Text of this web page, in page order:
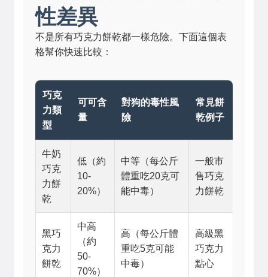
性差異
不是所有巧克力餅乾都一樣危險。下面這個表
格幫你快速比較：
巧克
力類
型
可可含
量
對狗的毒性風
險
常見餅
乾例子
牛奶
巧克
力餅
乾
低（約
10-
20%）
中等（每公斤
體重吃20克可
能中毒）
一般市
售巧克
力餅乾
黑巧
克力
餅乾
中高
（約
50-
70%）
高（每公斤體
重吃5克可能
中毒）
高級黑
巧克力
點心